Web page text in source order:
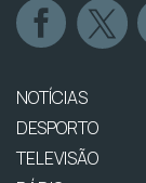
NOTÍCIAS
DESPORTO
TELEVISÃO